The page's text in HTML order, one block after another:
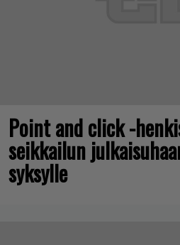
Point and click -
seikkailun
syksylle